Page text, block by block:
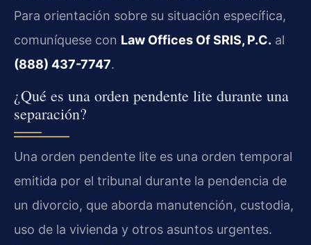
Para orientación sobre su situación específica,
comuníquese con Law Offices Of SRIS, P.C. al
(888) 437-7747.
¿Qué es una orden pendente lite durante una
separación?
Una orden pendente lite es una orden temporal
emitida por el tribunal durante la pendencia de
un divorcio, que aborda manutención, custodia,
uso de la vivienda y otros asuntos urgentes.